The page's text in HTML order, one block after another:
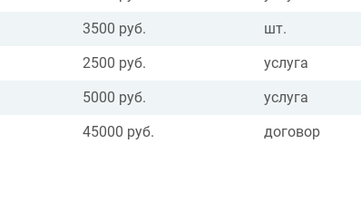
3500 руб.
шт.
2500 руб.
услуга
5000 руб.
услуга
45000 руб. договор